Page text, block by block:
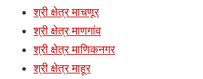
श्री क्षेत्र माचणूर
श्री क्षेत्र माणगांव
श्री क्षेत्र माणिकनगर
श्री क्षेत्र माहूर